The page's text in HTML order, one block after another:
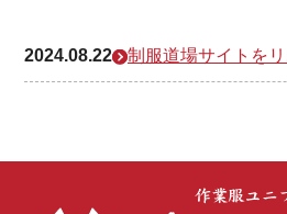
2024.08.22 制服道場サイトを